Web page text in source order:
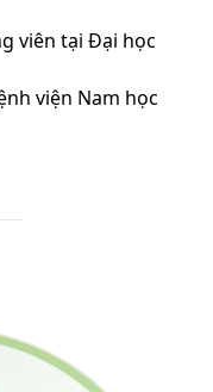
viên tại Đại học
viện Nam học